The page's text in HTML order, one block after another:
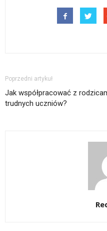
Poprzedni artykuł
Jak współpracować z
trudnych uczniów?